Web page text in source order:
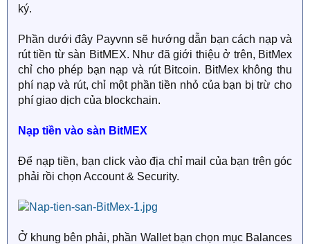
ký.
Phần dưới đây Payvnn sẽ hướng dẫn bạn cách nạp và
rút tiền từ sàn BitMEX. Như đã giới thiệu ở trên, BitMex
chỉ cho phép bạn nạp và rút Bitcoin. BitMex không thu
phí nạp và rút, chỉ một phần tiền nhỏ của bạn bị trừ cho
phí giao dịch của blockchain.
Nạp tiền vào sàn BitMEX
Để nạp tiền, bạn click vào địa chỉ mail của bạn trên góc
phải rồi chọn Account & Security.
Ở khung bên phải, phần Wallet bạn chọn mục Balances